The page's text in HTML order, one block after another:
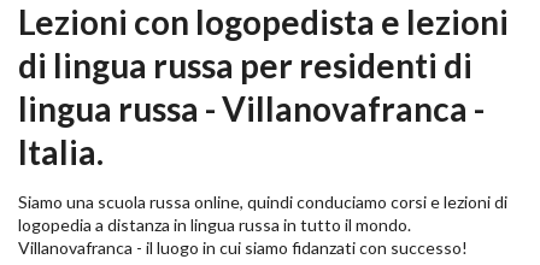
Lezioni con logopedista e lezioni
di lingua russa per residenti di
lingua russa - Villanovafranca -
Italia.
Siamo una scuola russa online, quindi conduciamo corsi e lezioni di
logopedia a distanza in lingua russa in tutto il mondo.
Villanovafranca - il luogo in cui siamo fidanzati con successo!